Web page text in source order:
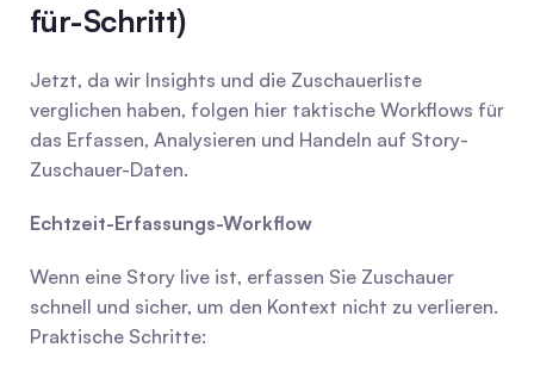
für-Schritt)
Jetzt, da wir Insights und die Zuschauerliste
verglichen haben, folgen hier taktische Workflows für
das Erfassen, Analysieren und Handeln auf Story-
Zuschauer-Daten.
Echtzeit-Erfassungs-Workflow
Wenn eine Story live ist, erfassen Sie Zuschauer
schnell und sicher, um den Kontext nicht zu verlieren.
Praktische Schritte: